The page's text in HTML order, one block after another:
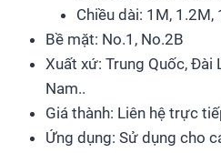
Chiều dài: 1M, 1.2M,
Bề mặt: No.1, No.2B
Xuất xứ: Trung Quốc, Đài
Nam..
Giá thành: Liên hệ trực
Ứng dụng: Sử dụng cho